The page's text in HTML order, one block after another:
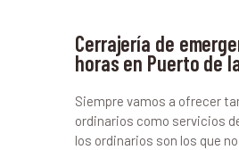
Cerrajería de
horas en Puerto de
Siempre vamos a ofrecer
ordinarios como servicios
los ordinarios son los que